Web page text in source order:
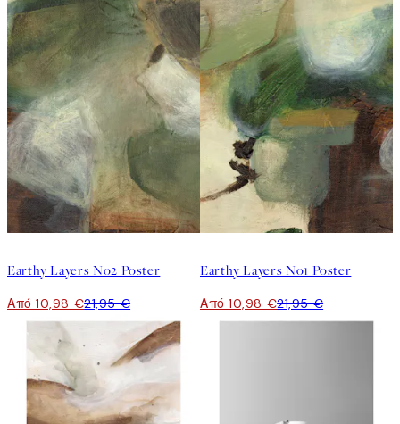
Earthy Layers No2 Poster
Από 10,98 €21,95 €
Earthy Layers No1 Poster
Από 10,98 €21,95 €